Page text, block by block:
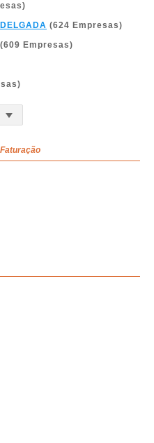
(624 Empresas)
(609 Empresas)